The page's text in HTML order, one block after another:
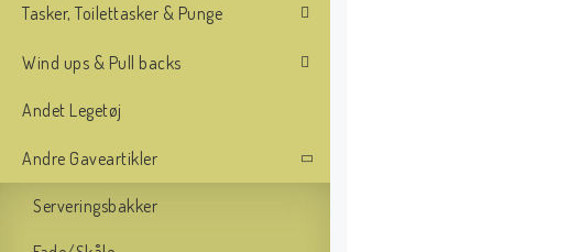
Tasker, Toilettasker & Punge
Wind ups & Pull backs
Andet Legetøj
Andre Gaveartikler
Serveringsbakker